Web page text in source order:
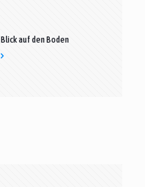
Blick auf den Boden